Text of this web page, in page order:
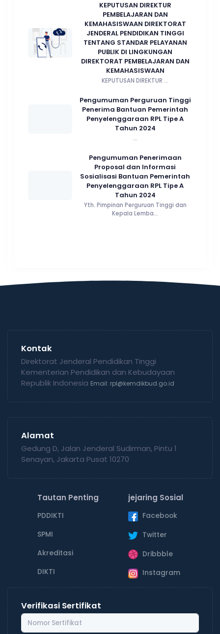
KEPUTUSAN DIREKTUR
PEMBELAJARAN DAN
KEMAHASISWAAN DIREKTORAT
JENDERAL PENDIDIKAN TINGGI
TENTANG STANDAR PELAYANAN
PUBLIK DI LINGKUNGAN
DIREKTORAT PEMBELAJARAN DAN
KEMAHASISWAAN
KEPUTUSAN DIREKTUR ...
Pengumuman Perguruan Tinggi
Penerima Bantuan Pemerintah
Penyelenggaraan RPL Tipe A
Tahun 2024
...
Pengumuman Penerimaan
Proposal dan Informasi
Sosialisasi Bantuan Pemerintah
Penyelenggaraan RPL Tipe A
Tahun 2024
Yth. Pimpinan Perguruan Tinggi dan
Kepala Lemba...
Kontak
Direktorat Jenderal Pendidikan Tinggi
Kementerian Pendidikan dan Kebudayaan
Republik Indonesia Email: rpl@kemdikbud.go.id
Alamat
Gedung D, Jalan Jenderal Sudirman, Pintu 1
Senayan, Jakarta Pusat 10270
Tautan Penting
PDDIKTI
SPMI
Akreditasi
DIKTI
jejaring Sosial
Facebook
Twitter
Dribbble
Instagram
Verifikasi Sertifikat